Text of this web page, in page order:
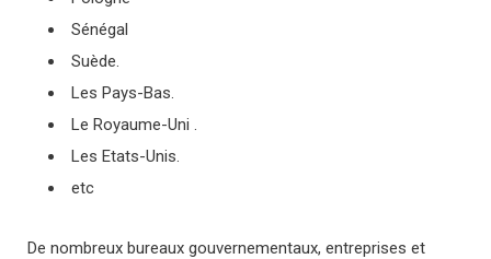
Sénégal
Suède.
Les Pays-Bas.
Le Royaume-Uni .
Les Etats-Unis.
etc
De nombreux bureaux gouvernementaux, entreprises et